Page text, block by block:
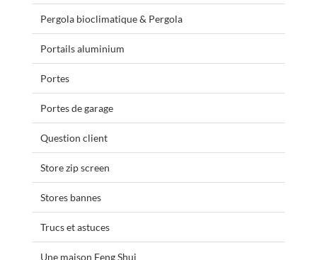
Pergola bioclimatique & Pergola
Portails aluminium
Portes
Portes de garage
Question client
Store zip screen
Stores bannes
Trucs et astuces
Une maison Feng Shui